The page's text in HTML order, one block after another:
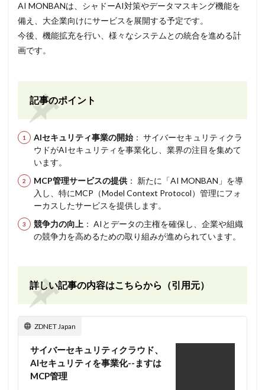
AI MONBANは、シャドーAI対策やデータマスキング機能を
備え、大企業向けにサービスを展開する予定です。
今後、機能拡充を行い、様々なシステムとの統合を進める計
画です。
記事のポイント
AIセキュリティ事業の開始 ： サイバーセキュリティクラ
ウドがAIセキュリティを事業化し、業界の注目を集めて
います。
MCP管理サービスの提供 ： 新たに「AI MONBAN」を導
入し、特にMCP（Model Context Protocol）管理にフォ
ーカスしたサービスを提供します。
競争力の向上 ： AIとデータの主権を確保し、企業や組織
の競争力を高めるための取り組みが進められています。
詳しい記事の内容はこちらから（引用元）
ZDNET Japan
サイバーセキュリティクラウド、
AIセキュリティを事業化--ますは
MCP管理